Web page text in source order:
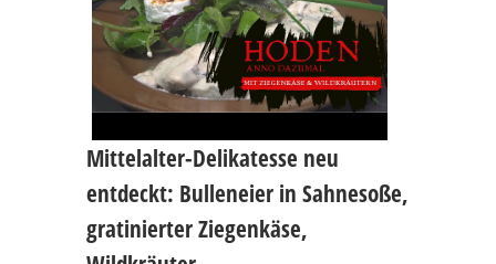
Mittelalter-Delikatesse neu
entdeckt: Bulleneier in Sahnesoße,
gratinierter Ziegenkäse,